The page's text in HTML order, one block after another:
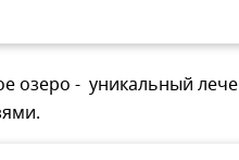
озеро - уникальный